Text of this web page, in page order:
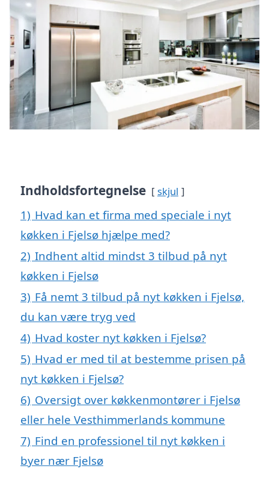
Indholdsfortegnelse skjul
1) Hvad kan et firma med speciale i nyt
køkken i Fjelsø hjælpe med?
2) Indhent altid mindst 3 tilbud på nyt
køkken i Fjelsø
3) Få nemt 3 tilbud på nyt køkken i Fjelsø,
du kan være tryg ved
4) Hvad koster nyt køkken i Fjelsø?
5) Hvad er med til at bestemme prisen på
nyt køkken i Fjelsø?
6) Oversigt over køkkenmontører i Fjelsø
eller hele Vesthimmerlands kommune
7) Find en professionel til nyt køkken i
byer nær Fjelsø